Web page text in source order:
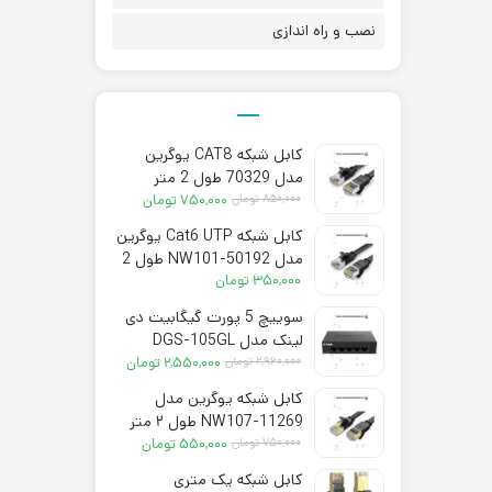
نصب و راه اندازی
کابل شبکه CAT8 یوگرین
مدل 70329 طول 2 متر
۸۵۰,۰۰۰تومان قیمت
اصلی:
۸۵۰,۰۰۰ تومان
بود.
۷۵۰,۰۰۰تومان
قیمت
فعلی:
۷۵۰,۰۰۰ تومان.
کابل شبکه Cat6 UTP یوگرین
مدل NW101-50192 طول 2
متر
۳۵۰,۰۰۰ تومان
سوییچ 5 پورت گیگابیت دی
لینک مدل DGS-105GL
۲,۹۶۰,۰۰۰تومان
قیمت
اصلی:
۲,۹۶۰,۰۰۰ تومان
بود.
۲,۵۵۰,۰۰۰ تومان
قیمت
فعلی:
۲,۵۵۰,۰۰۰ تومان.
کابل شبکه یوگرین مدل
NW107-11269 طول ۲ متر
CAT7
۷۵۰,۰۰۰تومان قیمت
اصلی:
۵۵۰,۰۰۰تومان
قیمت
فعلی:
کابل شبکه یک متری